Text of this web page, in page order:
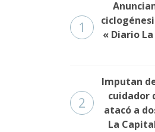
1
« Diario
2
Imputan
cuidador
atacó a
La